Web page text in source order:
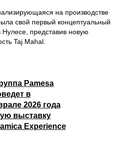
на производстве
свой первый концептуальный
представив новую
Taj Mahal.